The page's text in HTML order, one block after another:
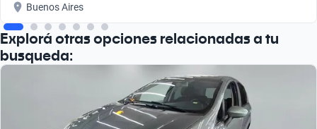
Buenos Aires
Explorá otras opciones relacionadas a tu
busqueda: